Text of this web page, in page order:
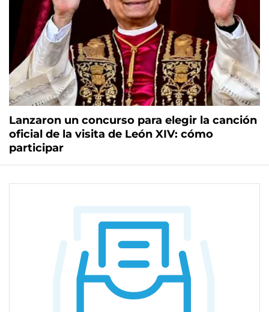
Lanzaron un concurso para elegir la canción
oficial de la visita de León XIV: cómo
participar